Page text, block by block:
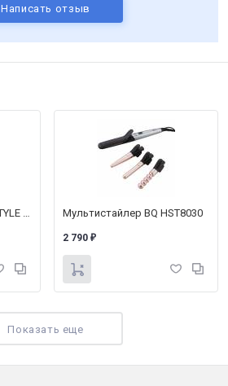
Написать отзыв
Мультистайлер BQ HST8030
2 790 ₽
Показать еще